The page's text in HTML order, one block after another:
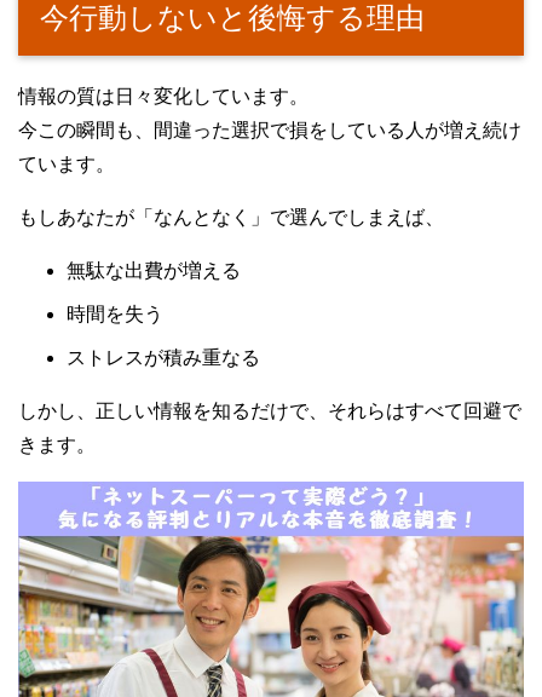
今行動しないと後悔する理由
情報の質は日々変化しています。
今この瞬間も、間違った選択で損をしている人が増え続け
ています。
もしあなたが「なんとなく」で選んでしまえば、
無駄な出費が増える
時間を失う
ストレスが積み重なる
しかし、正しい情報を知るだけで、それらはすべて回避で
きます。